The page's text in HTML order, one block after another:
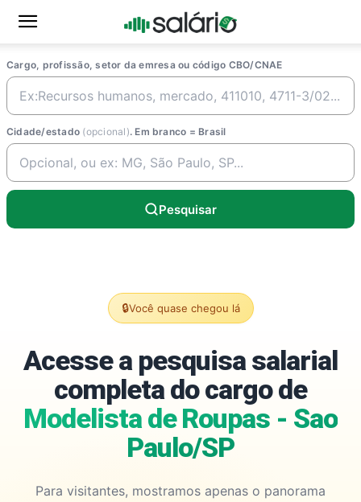
Cargo, profissão, setor da emresa ou código CBO/CNAE
Cidade/estado (opcional). Em branco = Brasil
Pesquisar
🔒Você quase chegou lá
Acesse a pesquisa salarial
completa do cargo de
Modelista de Roupas - Sao
Paulo/SP
Para visitantes, mostramos apenas o panorama